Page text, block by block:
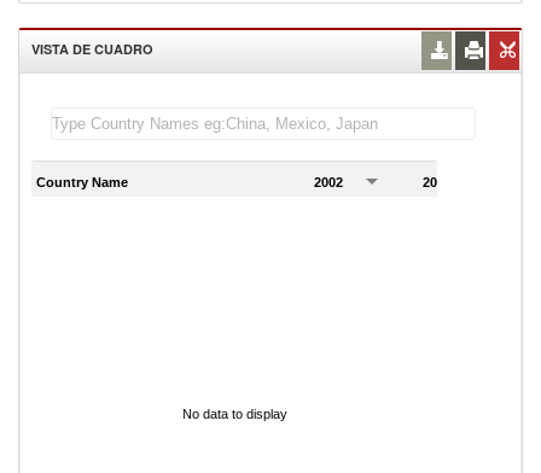
VISTA DE CUADRO
Country Name 2002 2003
No data to display